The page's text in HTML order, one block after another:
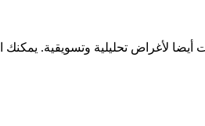
أيضا لأغراض تحليلية وتسويقية.